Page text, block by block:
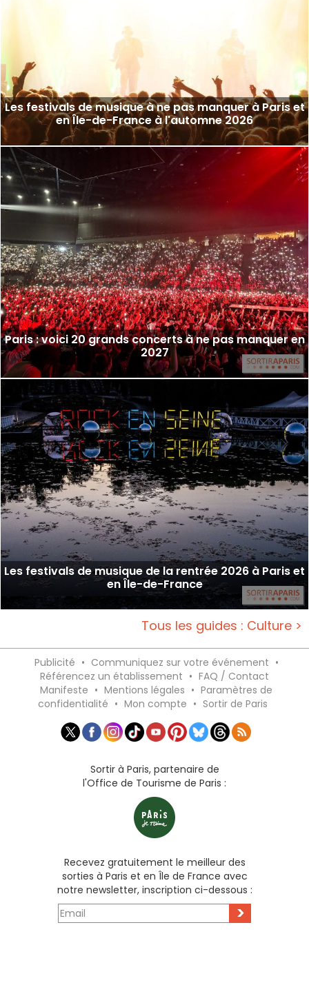
Les festivals de musique à ne pas manquer à Paris et
en Île-de-France à l'automne 2026
Paris : voici 20 grands concerts à ne pas manquer en
2027
Les festivals de musique de la rentrée 2026 à Paris et
en Île-de-France
Tous les guides : Culture >
Publicité • Communiquez sur votre événement •
Référencez un établissement • FAQ / Contact
Manifeste • Mentions légales • Paramètres de
confidentialité • Mon compte • Sortir de Paris
Sortir à Paris, partenaire de
l'Office de Tourisme de Paris :
Recevez gratuitement le meilleur des
sorties à Paris et en Île de France avec
notre newsletter, inscription ci-dessous :
>